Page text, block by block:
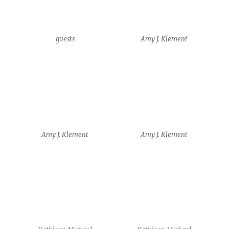
Kathleen Michael Kathleen Michael
Yam Shalev
Siobhan Leddy + Benjamin